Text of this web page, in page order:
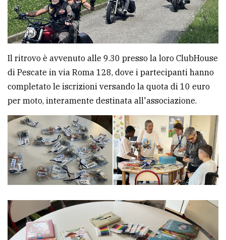
Il ritrovo è avvenuto alle 9.30 presso la loro ClubHouse
di Pescate in via Roma 128, dove i partecipanti hanno
completato le iscrizioni versando la quota di 10 euro
per moto, interamente destinata all'associazione.